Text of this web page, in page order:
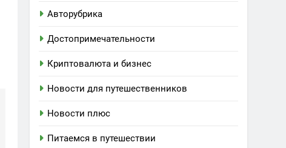
Авторубрика
Достопримечательности
Криптовалюта и бизнес
Новости для путешественников
Новости плюс
Питаемся в путешествии